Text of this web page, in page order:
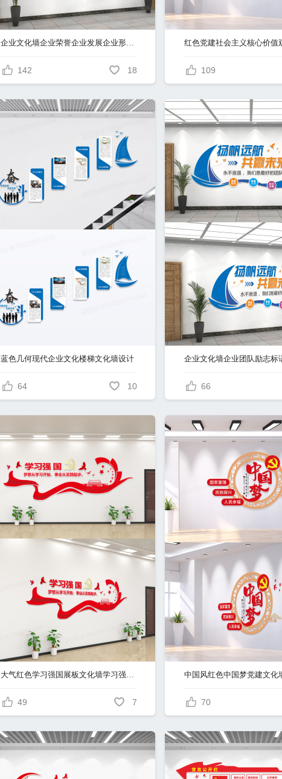
企业文化墙企业荣誉企业发展企业形象墙
142 18 109
蓝色几何现代企业文化楼梯文化墙设计
64 10 66
大气红色学习强国展板文化墙学习强国宣传党建党政党课文化墙
49 7
中国风红色中国梦党建文化
70